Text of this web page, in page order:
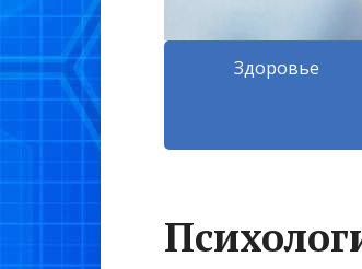
Здоровье